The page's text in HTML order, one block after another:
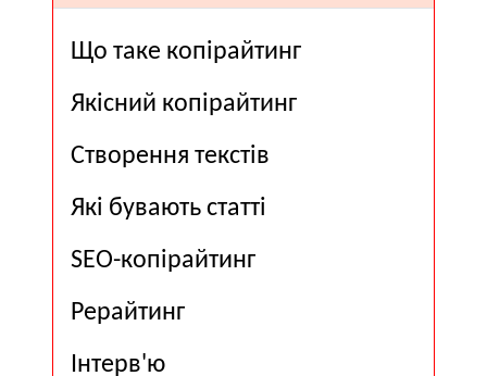
Що таке копірайтинг
Якісний копірайтинг
Створення текстів
Які бувають статті
SEO-копірайтинг
Рерайтинг
Інтерв'ю